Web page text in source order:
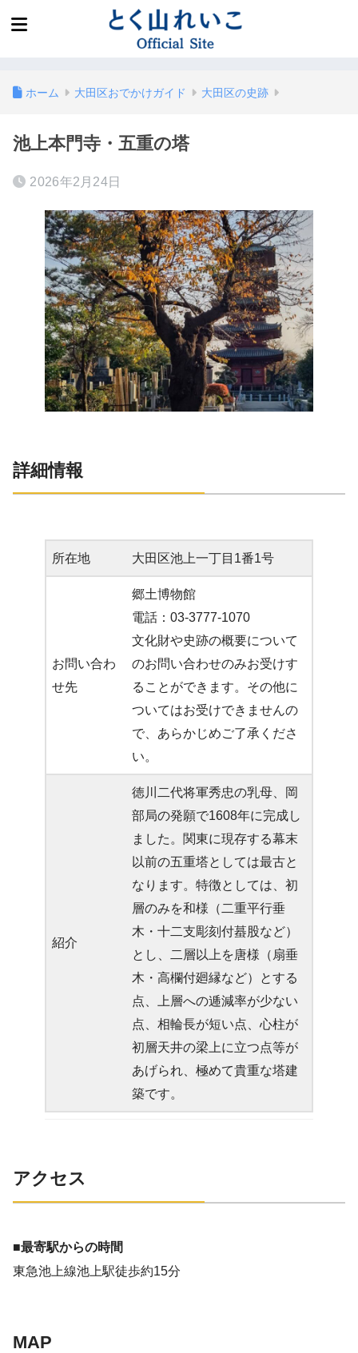
ホーム 大田区おでかけガイド 大田区の史跡
池上本門寺・五重の塔
2026年2月24日
詳細情報
所在地 大田区池上一丁目1番1号
お問い合わ
せ先
郷土博物館
電話：03-3777-1070
文化財や史跡の概要について
のお問い合わせのみお受けす
ることができます。その他に
ついてはお受けできませんの
で、あらかじめご了承くださ
い。
紹介
徳川二代将軍秀忠の乳母、岡
部局の発願で1608年に完成し
ました。関東に現存する幕末
以前の五重塔としては最古と
なります。特徴としては、初
層のみを和様（二重平行垂
木・十二支彫刻付蟇股など）
とし、二層以上を唐様（扇垂
木・高欄付廻縁など）とする
点、上層への逓減率が少ない
点、相輪長が短い点、心柱が
初層天井の梁上に立つ点等が
あげられ、極めて貴重な塔建
築です。
アクセス
■最寄駅からの時間
東急池上線池上駅徒歩約15分
MAP